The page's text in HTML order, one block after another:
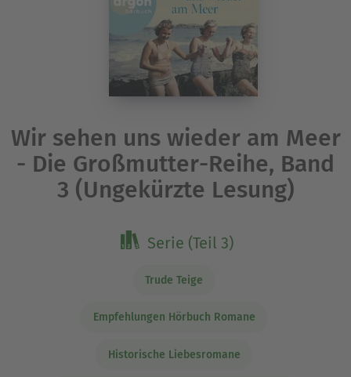
Wir sehen uns wieder am Meer
- Die Großmutter-Reihe, Band
3 (Ungekürzte Lesung)
Serie (Teil 3)
Trude Teige
Empfehlungen Hörbuch Romane
Historische Liebesromane